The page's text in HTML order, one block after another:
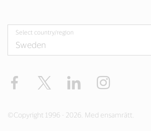
Select country/region
Facebook Twitter LinkedIn
©Copyright 1996 - 2026. Med ensamrätt.